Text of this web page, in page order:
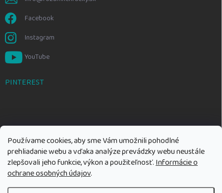
Používame cookies, aby sme Vám umožnili pohodlné
prehliadanie webu a vďaka analýze prevádzky webu neustále
zlepšovali jeho funkcie, výkon a použiteľnosť.Informácie o
ochrane osobných údajov.
Facebook
Instagram
YouTube
PINTEREST